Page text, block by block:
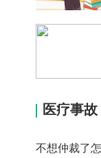
2023-05-04
你好 我需要
代理权的产
权利和责任
2023-05-04
医疗事故
不想仲裁了